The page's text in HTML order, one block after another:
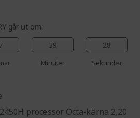
går ut om:
39
Minuter
28
Sekunder
processor Octa-kärna 2,20